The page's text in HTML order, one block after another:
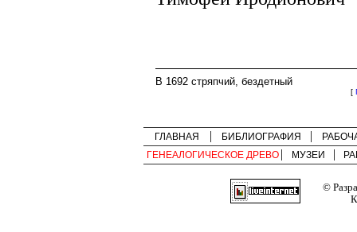
В 1692 стряпчий, бездетный
[
ГЛАВНАЯ БИБЛИОГРАФИЯ
ГЕНЕАЛОГИЧЕСКОЕ ДРЕВО
МУЗЕИ
©